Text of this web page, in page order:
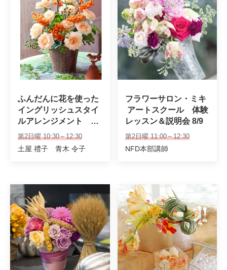
ふんだんに花を使った
イングリッシュスタイ
ルアレンジメント　初
級・日曜クラス
第2日曜 10:30～12:30
土屋 禮子 青木 令子
フラワーサロン・ミキ
アートスクール　体験
レッスン＆説明会 8/9
第2日曜 11:00～12:30
NFD本部講師